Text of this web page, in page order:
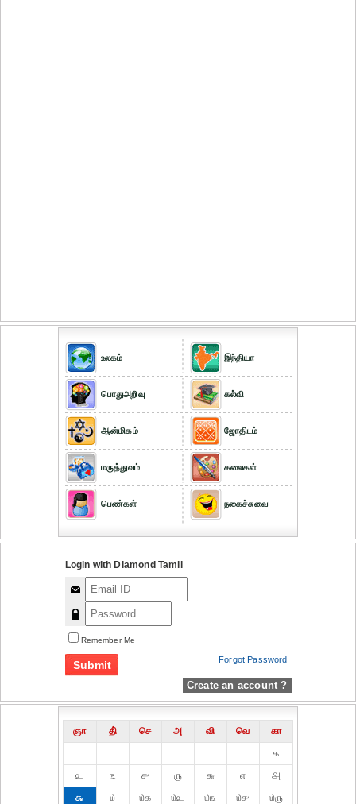
உலகம்
பொதுஅறிவு
ஆன்மிகம்
மருத்துவம்
பெண்கள்
இந்தியா
கல்வி
ஜோதிடம்
கலைகள்
நகைச்சுவை
Login with Diamond Tamil
Remember Me
Forgot Password
Create an account ?
ஞா தி் செ அ வி வெ
கா
௧
௨
௩ ௪ ௫ ௬ ௭
௮
௯
௰ ௰௧ ௰௨ ௰௩ ௰௪
௰௫